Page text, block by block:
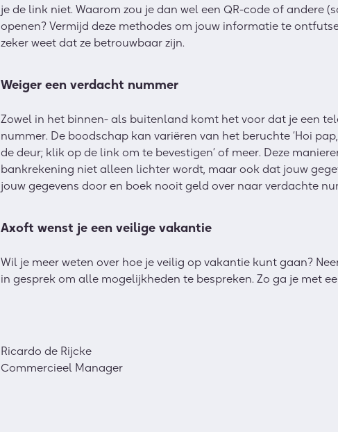
je de link niet. Waarom zou je dan wel een QR-code of andere
openen? Vermijd deze methodes om jouw informatie te
zeker weet dat ze betrouwbaar zijn.
Weiger een verdacht nummer
Zowel in het binnen- als buitenland komt het voor dat je een
nummer. De boodschap kan variëren van het beruchte ‘Hoi
de deur; klik op de link om te bevestigen’ of meer. Deze
bankrekening niet alleen lichter wordt, maar ook dat jouw
jouw gegevens door en boek nooit geld over naar verdachte
Axoft wenst je een veilige vakantie
Wil je meer weten over hoe je veilig op vakantie kunt gaan?
in gesprek om alle mogelijkheden te bespreken. Zo ga je met
Ricardo de Rijcke
Commercieel Manager